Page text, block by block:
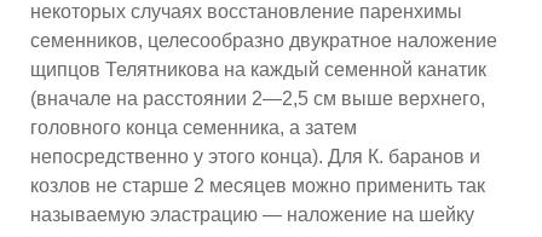
некоторых случаях восстановление паренхимы
семенников, целесообразно двукратное наложение
щипцов Телятникова на каждый семенной канатик
(вначале на расстоянии 2—2,5 см выше верхнего,
головного конца семенника, а затем
непосредственно у этого конца). Для К. баранов и
козлов не старше 2 месяцев можно применить так
называемую эластрацию — наложение на шейку